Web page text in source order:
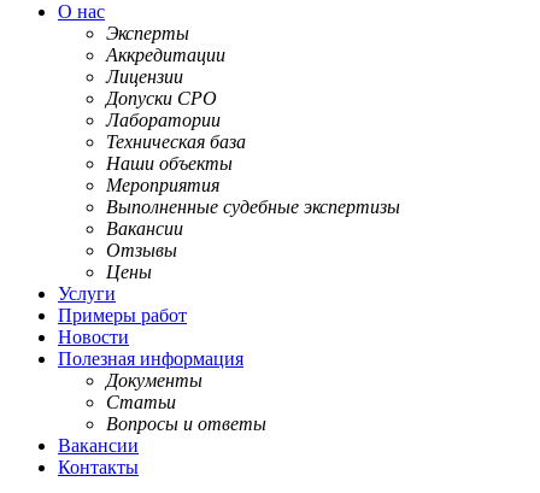
О нас
Эксперты
Аккредитации
Лицензии
Допуски СРО
Лаборатории
Техническая база
Наши объекты
Мероприятия
Выполненные судебные экспертизы
Вакансии
Отзывы
Цены
Услуги
Примеры работ
Новости
Полезная информация
Документы
Статьи
Вопросы и ответы
Вакансии
Контакты